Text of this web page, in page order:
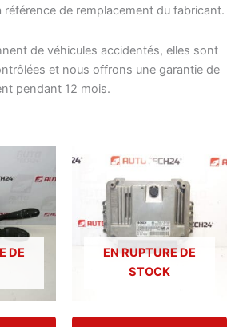
référence de remplacement du fabricant.
de véhicules accidentés, elles sont
et nous offrons une garantie de
pendant 12 mois.
DE
EN RUPTURE DE
STOCK